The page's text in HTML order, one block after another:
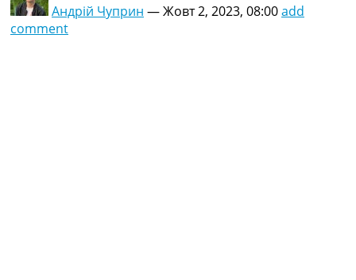
Андрій Чуприн —Жовт 2, 2023, 08:00add
comment